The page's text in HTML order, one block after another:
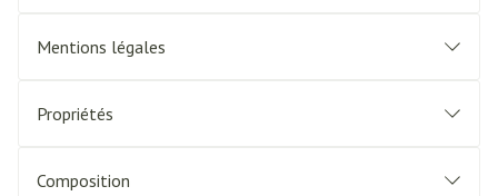
Mentions légales
Propriétés
Composition